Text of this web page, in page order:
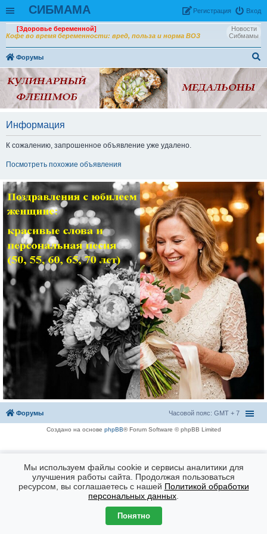
СИБМАМА Вход
Рeгиcтpaция
Новости
Сибмамы
[Здоровье беременной]
Кофе во время беременности: вред, польза и норма ВОЗ
Форумы
ск
Информация
К сожалению, запрошенное объявление уже удалено.
Посмотреть похожие объявления
Форумы Часовой пояс: GMT + 7
Создано на основе phpBB® Forum Software © phpBB Limited
Мы используем файлы cookie и сервисы аналитики для
улучшения работы сайта. Продолжая пользоваться
ресурсом, вы соглашаетесь с нашей Политикой обработки
персональных данных
Понятно